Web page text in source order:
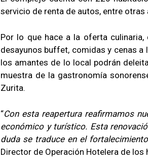
servicio de renta de autos, entre otras
Por lo que hace a la oferta culinaria,
desayunos buffet, comidas y cenas
los amantes de lo local podrán
muestra de la gastronomía
Zurita.
“Con esta reapertura reafirmamos
económico y turístico. Esta
duda se traduce en el
Director de Operación Hotelera de